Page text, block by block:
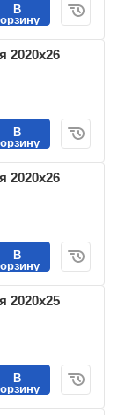
В
2020х26
В
2020х26
В
2020х25
В